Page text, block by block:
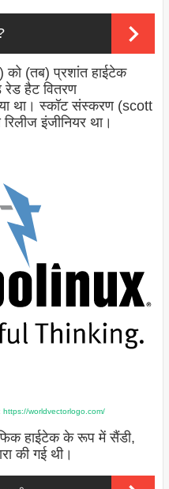
को (तब) प्रशांत हाईटेक
रेड हैट वितरण
था। स्कॉट संस्करण (scott
इंजीनियर था।
https://worldvectorlogo.com/
हाईटेक के रूप में सैंडी,
की गई थी।